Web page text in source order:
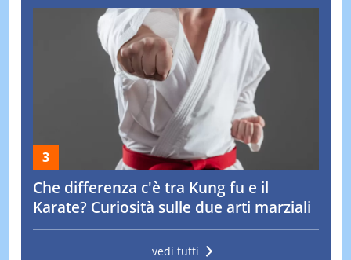
Che differenza c'è tra Kung fu e il
Karate? Curiosità sulle due arti marziali
vedi tutti